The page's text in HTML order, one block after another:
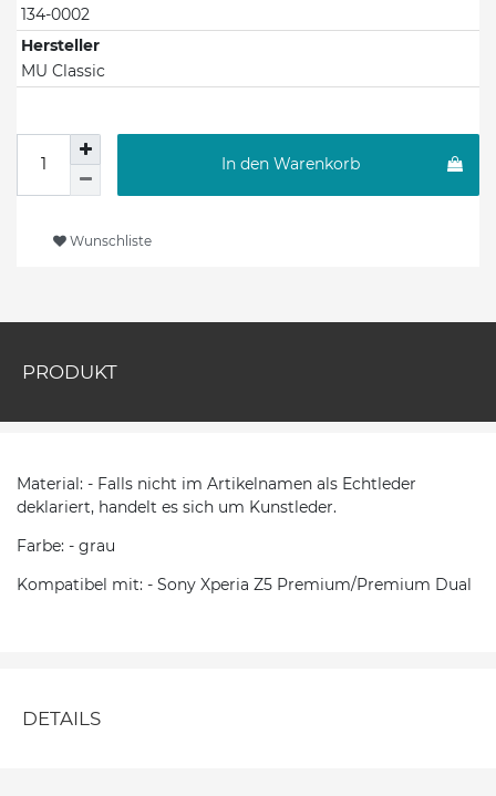
134-0002
Hersteller
MU Classic
In den Warenkorb
Wunschliste
PRODUKT
Material: - Falls nicht im Artikelnamen als Echtleder
deklariert, handelt es sich um Kunstleder.
Farbe: - grau
Kompatibel mit: - Sony Xperia Z5 Premium/Premium Dual
DETAILS